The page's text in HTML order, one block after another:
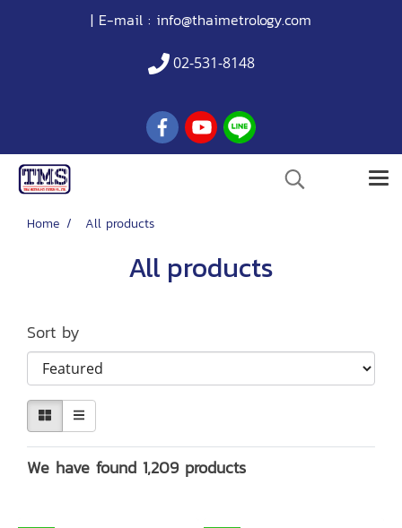
| E-mail : info@thaimetrology.com
02-531-8148
Home All products
All products
Sort by
We have found 1,209 products